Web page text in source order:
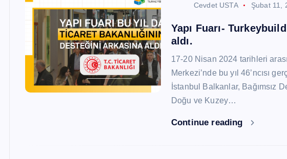
Cevdet USTA Şubat 11,
Yapı Fuarı-
aldı.
17-20 Nisan 2024 tarihleri
Merkezi’nde bu yıl 46’ncısı
İstanbul Balkanlar, Bağımsız
Doğu ve Kuzey…
Continue reading